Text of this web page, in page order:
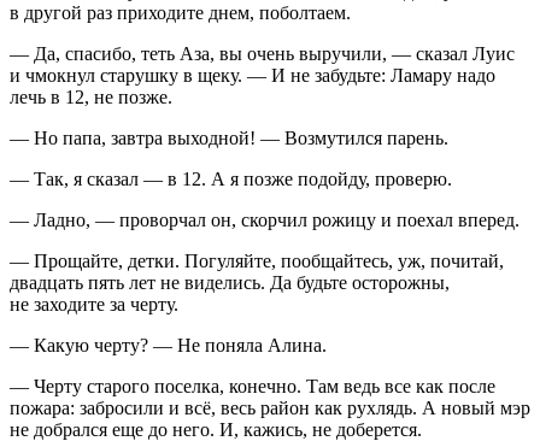
в другой раз приходите днем, поболтаем.
— Да, спасибо, теть Аза, вы очень выручили, — сказал Луис
и чмокнул старушку в щеку. — И не забудьте: Ламару надо
лечь в 12, не позже.
— Но папа, завтра выходной! — Возмутился парень.
— Так, я сказал — в 12. А я позже подойду, проверю.
— Ладно, — проворчал он, скорчил рожицу и поехал вперед.
— Прощайте, детки. Погуляйте, пообщайтесь, уж, почитай,
двадцать пять лет не виделись. Да будьте осторожны,
не заходите за черту.
— Какую черту? — Не поняла Алина.
— Черту старого поселка, конечно. Там ведь все как после
пожара: забросили и всё, весь район как рухлядь. А новый мэр
не добрался еще до него. И, кажись, не доберется.